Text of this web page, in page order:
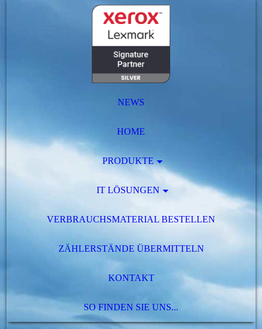
NEWS
HOME
PRODUKTE
IT LÖSUNGEN
VERBRAUCHSMATERIAL BESTELLEN
ZÄHLERSTÄNDE ÜBERMITTELN
KONTAKT
SO FINDEN SIE UNS...